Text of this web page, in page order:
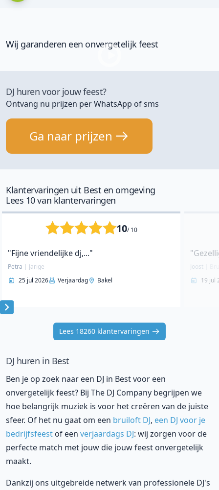
Wij garanderen een onvergetelijk feest
DJ huren voor jouw feest?
Ontvang nu prijzen per WhatsApp of sms
Ga naar prijzen
Klantervaringen uit Best en omgeving
Lees 10 van klantervaringen
10/ 10
"Fijne vriendelijke dj,..."
Petra | Jarige
25 jul 2026
Verjaardag Bakel
Joost
19 jul
Item
Lees 18260 klantervaringen
DJ huren in Best
Ben je op zoek naar een DJ in Best voor een
onvergetelijk feest? Bij The DJ Company begrijpen we
hoe belangrijk muziek is voor het creëren van de juiste
sfeer. Of het nu gaat om een bruiloft DJ, een DJ voor je
bedrijfsfeest of een verjaardags DJ: wij zorgen voor de
perfecte match met jouw die jouw feest onvergetelijk
maakt.
Dankzij ons uitgebreide netwerk van professionele DJ's